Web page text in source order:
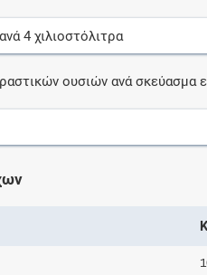
4 χιλιοστόλιτρα
ουσιών ανά σκεύασμα